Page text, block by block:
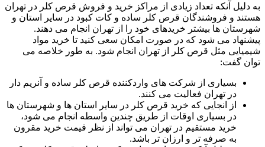
به دلیل آنکه تعداد زیادی از مراکز خرید و فروش قرص کلر در تهران
هستند و فروشندگان قرص کلر ساده و کات کبود در سایر استان و
شهرستان ها بیشتر خریدهای خود را از تهران انجام می دهند.
پیشنهاد می شود که در صورت امکان سعی کنید تا خرید مواد
شیمیایی مثل قرص کلر از تهران انجام شود. به طور خلاصه می
توان گفت:
بسیاری از شرکت های واردکننده قرص کلر ساده و آنریم دار
در تهران فعالیت می کنند.
از انجایی که خرید قرص کلر در سایر استان ها و شهرستان ها
در بسیاری اوقات از طریق چندین واسطه انجام می شود،
خرید مستقیم در تهران می تواند از نظر قیمت خرید مقرون
به صرفه تر و ارزان تر باشد.